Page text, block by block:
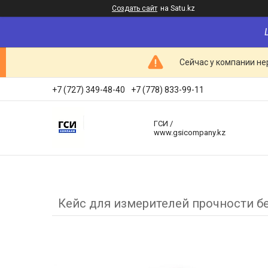
Создать сайт на Satu.kz
Сейчас у компании
+7 (727) 349-48-40 +7 (778) 833-99-11
ГСИ /
www.gsicompany.kz
Кейс для измерителей прочности